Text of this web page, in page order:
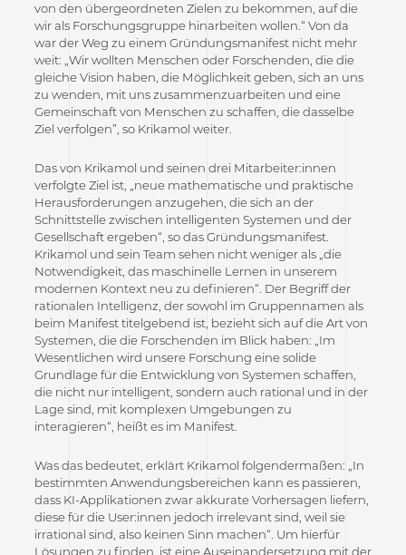
von den übergeordneten Zielen zu bekommen, auf die
wir als Forschungsgruppe hinarbeiten wollen.“ Von da
war der Weg zu einem Gründungsmanifest nicht mehr
weit: „Wir wollten Menschen oder Forschenden, die die
gleiche Vision haben, die Möglichkeit geben, sich an uns
zu wenden, mit uns zusammenzuarbeiten und eine
Gemeinschaft von Menschen zu schaffen, die dasselbe
Ziel verfolgen”, so Krikamol weiter.
Das von Krikamol und seinen drei Mitarbeiter:innen
verfolgte Ziel ist, „neue mathematische und praktische
Herausforderungen anzugehen, die sich an der
Schnittstelle zwischen intelligenten Systemen und der
Gesellschaft ergeben“, so das Gründungsmanifest.
Krikamol und sein Team sehen nicht weniger als „die
Notwendigkeit, das maschinelle Lernen in unserem
modernen Kontext neu zu definieren“. Der Begriff der
rationalen Intelligenz, der sowohl im Gruppennamen als
beim Manifest titelgebend ist, bezieht sich auf die Art von
Systemen, die die Forschenden im Blick haben: „Im
Wesentlichen wird unsere Forschung eine solide
Grundlage für die Entwicklung von Systemen schaffen,
die nicht nur intelligent, sondern auch rational und in der
Lage sind, mit komplexen Umgebungen zu
interagieren“, heißt es im Manifest.
Was das bedeutet, erklärt Krikamol folgendermaßen: „In
bestimmten Anwendungsbereichen kann es passieren,
dass KI-Applikationen zwar akkurate Vorhersagen liefern,
diese für die User:innen jedoch irrelevant sind, weil sie
irrational sind, also keinen Sinn machen“. Um hierfür
Lösungen zu finden, ist eine Auseinandersetzung mit der